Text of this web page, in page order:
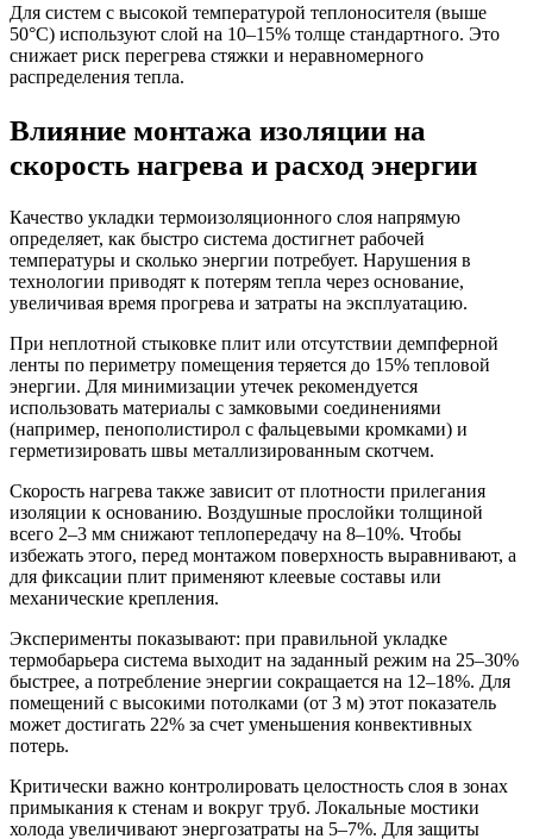
Для систем с высокой температурой теплоносителя (выше
50°C) используют слой на 10–15% толще стандартного. Это
снижает риск перегрева стяжки и неравномерного
распределения тепла.
Влияние монтажа изоляции на
скорость нагрева и расход энергии
Качество укладки термоизоляционного слоя напрямую
определяет, как быстро система достигнет рабочей
температуры и сколько энергии потребует. Нарушения в
технологии приводят к потерям тепла через основание,
увеличивая время прогрева и затраты на эксплуатацию.
При неплотной стыковке плит или отсутствии демпферной
ленты по периметру помещения теряется до 15% тепловой
энергии. Для минимизации утечек рекомендуется
использовать материалы с замковыми соединениями
(например, пенополистирол с фальцевыми кромками) и
герметизировать швы металлизированным скотчем.
Скорость нагрева также зависит от плотности прилегания
изоляции к основанию. Воздушные прослойки толщиной
всего 2–3 мм снижают теплопередачу на 8–10%. Чтобы
избежать этого, перед монтажом поверхность выравнивают, а
для фиксации плит применяют клеевые составы или
механические крепления.
Эксперименты показывают: при правильной укладке
термобарьера система выходит на заданный режим на 25–30%
быстрее, а потребление энергии сокращается на 12–18%. Для
помещений с высокими потолками (от 3 м) этот показатель
может достигать 22% за счет уменьшения конвективных
потерь.
Критически важно контролировать целостность слоя в зонах
примыкания к стенам и вокруг труб. Локальные мостики
холода увеличивают энергозатраты на 5–7%. Для защиты